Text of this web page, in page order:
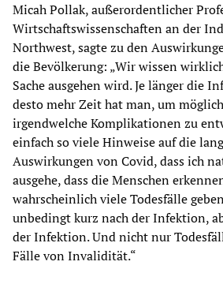
Micah Pollak, außerordentlicher
Wirtschaftswissenschaften an der
Northwest, sagte zu den
die Bevölkerung: „Wir wissen
Sache ausgehen wird. Je länger die
desto mehr Zeit hat man, um
irgendwelche Komplikationen zu
einfach so viele Hinweise auf die
Auswirkungen von Covid, dass ich
ausgehe, dass die Menschen
wahrscheinlich viele Todesfälle
unbedingt kurz nach der Infektion,
der Infektion. Und nicht nur
Fälle von Invalidität.“